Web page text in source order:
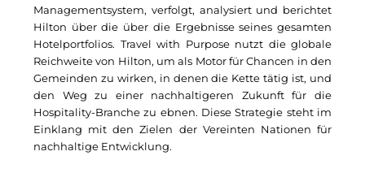
Timber Factory
UBM Development
UNITED Benefits Holding
Vonovia
Managementsystem, verfolgt, analysiert und berichtet
Hilton über die über die Ergebnisse seines gesamten
Hotelportfolios. Travel with Purpose nutzt die globale
Reichweite von Hilton, um als Motor für Chancen in den
Gemeinden zu wirken, in denen die Kette tätig ist, und
den Weg zu einer nachhaltigeren Zukunft für die
Hospitality-Branche zu ebnen. Diese Strategie steht im
Einklang mit den Zielen der Vereinten Nationen für
nachhaltige Entwicklung.